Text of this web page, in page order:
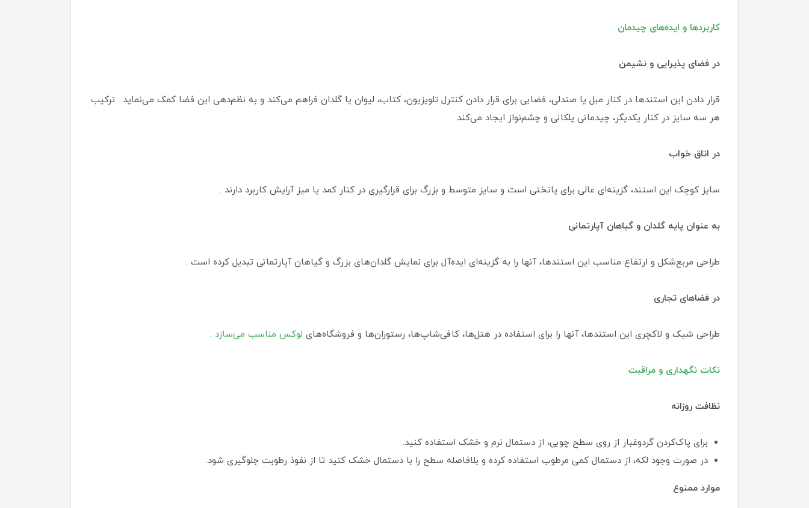
کاربردها و ایده‌های چیدمان
در فضای پذیرایی و نشیمن
قرار دادن این استندها در کنار مبل یا صندلی، فضایی برای قرار دادن کنترل تلویزیون، کتاب، لیوان یا گلدان فراهم می‌کند و به نظم‌دهی این فضا کمک می‌نماید . ترکیب
هر سه سایز در کنار یکدیگر، چیدمانی پلکانی و چشم‌نواز ایجاد می‌کند.
در اتاق خواب
سایز کوچک این استند، گزینه‌ای عالی برای پاتختی است و سایز متوسط و بزرگ برای قرارگیری در کنار کمد یا میز آرایش کاربرد دارند .
به عنوان پایه گلدان و گیاهان آپارتمانی
طراحی مربع‌شکل و ارتفاع مناسب این استندها، آنها را به گزینه‌ای ایده‌آل برای نمایش گلدان‌های بزرگ و گیاهان آپارتمانی تبدیل کرده است .
در فضاهای تجاری
طراحی شیک و لاکچری این استندها، آنها را برای استفاده در هتل‌ها، کافی‌شاپ‌ها، رستوران‌ها و فروشگاه‌های لوکس مناسب می‌سازد .
نکات نگهداری و مراقبت
نظافت روزانه
برای پاک‌کردن گردوغبار از روی سطح چوبی، از دستمال نرم و خشک استفاده کنید.
در صورت وجود لکه، از دستمال کمی مرطوب استفاده کرده و بلافاصله سطح را با دستمال خشک کنید تا از نفوذ رطوبت جلوگیری شود.
موارد ممنوع